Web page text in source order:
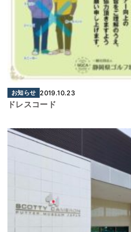
お知らせ 2019.10.23
ドレスコード